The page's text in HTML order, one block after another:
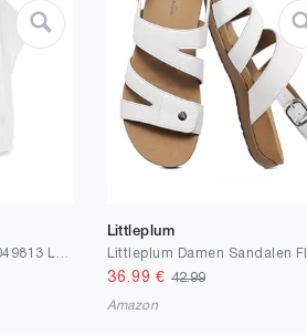
Littleplum
36.99 € 42.99
Amazon